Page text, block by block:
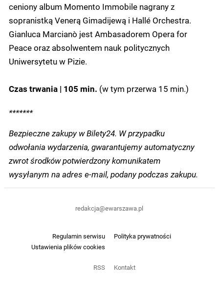
ceniony album Momento Immobile nagrany z
sopranistką Venerą Gimadijewą i Hallé Orchestra.
Gianluca Marcianò jest Ambasadorem Opera for
Peace oraz absolwentem nauk politycznych
Uniwersytetu w Pizie.
Czas trwania | 105 min. (w tym przerwa 15 min.)
*******
Bezpieczne zakupy w Bilety24. W przypadku
odwołania wydarzenia, gwarantujemy automatyczny
zwrot środków potwierdzony komunikatem
wysyłanym na adres e-mail, podany podczas zakupu.
Regulamin serwisu
Polityka prywatności
Ustawienia plików cookies
RSS Kontakt
redakcja@ewarszawa.pl